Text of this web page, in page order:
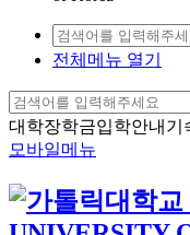
전체메뉴 열기
대학장학금입학안내 기
모바일메뉴